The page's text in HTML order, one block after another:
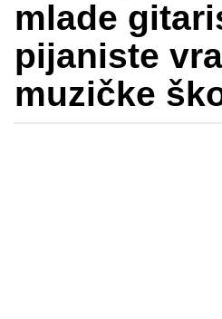
mlade
pijaniste
muzičke